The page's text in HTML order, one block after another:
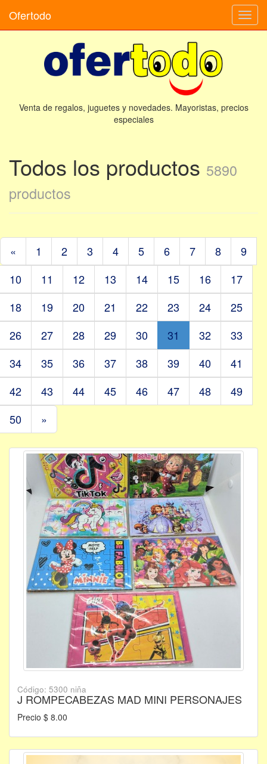
Venta de regalos, juguetes y novedades. Mayoristas, precios
especiales
Ofertodo
Todos los productos 5890
productos
« 1 2 3 4 5 6 7 8
9
10
11 12 13 14 15 16
17
18
19 20 21 22 23 24
25
26
27 28 29 30 31 32
33
34
35 36 37 38 39 40
41
42
43 44 45 46 47 48
49
50
»
Código: 5300 niña
J ROMPECABEZAS MAD MINI PERSONAJES
Precio $ 8.00